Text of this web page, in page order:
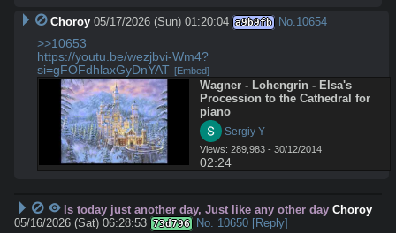
Choroy 05/17/2026 (Sun) 01:20:04 a9b9fb No.10654
>>10653
https://youtu.be/wezjbvi-Wm4?
si=gFOFdhlaxGyDnYAT [Embed]
Wagner - Lohengrin - Elsa's
Procession to the Cathedral for
piano
Sergiy Y
Views: 289,983 - 30/12/2014
02:24
Is today just another day, Just like any other day Choroy
05/16/2026 (Sat) 06:28:53 73d796 No. 10650 [Reply]